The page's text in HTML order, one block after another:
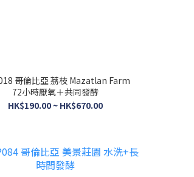
哥倫比亞 茘枝 Mazatlan Farm
72小時厭氧＋共同發酵
HK$190.00 ~ HK$670.00